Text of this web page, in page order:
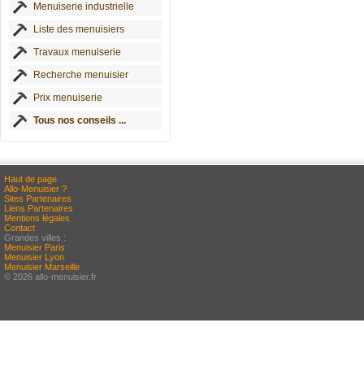
Menuiserie industrielle
Liste des menuisiers
Travaux menuiserie
Recherche menuisier
Prix menuiserie
Tous nos conseils ...
Haut de page
Allo-Menuisier ?
Sites Partenaires
Liens Partenaires
Mentions légales
Contact
Grandes villes :
Menuisier Paris
Menuisier Lyon
Menuisier Marseille
© 2026 allo-menuisier.fr